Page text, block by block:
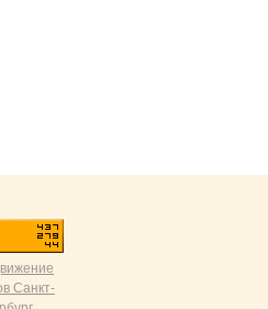
Санкт-